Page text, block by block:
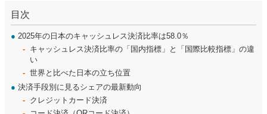
目次
● 2025年の日本のキャッシュレス決済比率は58.0％
キャッシュレス決済比率の「国内指標」と「国際比較指標」の違
い
世界と比べた日本の立ち位置
● 決済手段別に見るシェアの最新動向
クレジットカード決済